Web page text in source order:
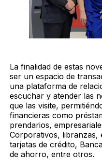
La finalidad de estas
ser un espacio de
una plataforma de
escuchar y atender las
que las visite,
financieras como
prendarios,
Corporativos, libranzas,
tarjetas de crédito,
de ahorro, entre otros.